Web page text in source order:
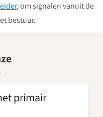
, om signalen vanuit de
bestuur.
primair